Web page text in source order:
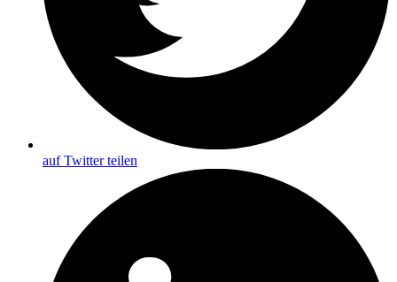
auf Twitter teilen